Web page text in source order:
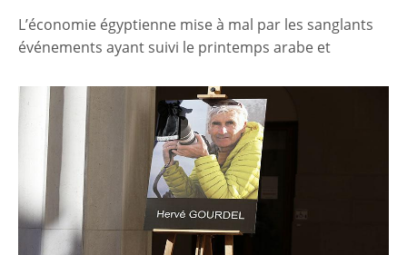
L’économie égyptienne mise à mal par les sanglants
événements ayant suivi le printemps arabe et